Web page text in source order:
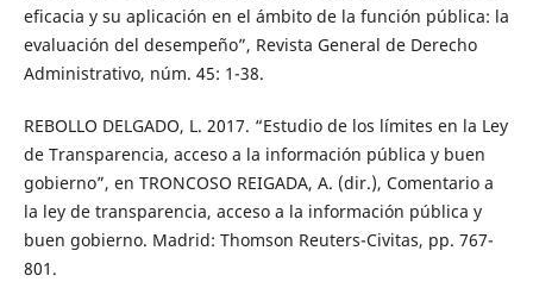
eficacia y su aplicación en el ámbito de la función pública: la
evaluación del desempeño”, Revista General de Derecho
Administrativo, núm. 45: 1-38.
REBOLLO DELGADO, L. 2017. “Estudio de los límites en la Ley
de Transparencia, acceso a la información pública y buen
gobierno”, en TRONCOSO REIGADA, A. (dir.), Comentario a
la ley de transparencia, acceso a la información pública y
buen gobierno. Madrid: Thomson Reuters-Civitas, pp. 767-
801.